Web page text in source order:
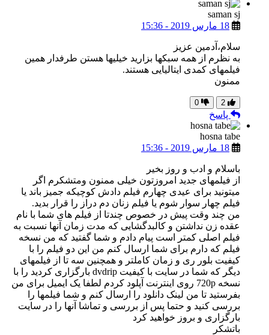
saman sj
18 مارس 2019 - 15:36
سلام،آدمین عزیز
به نظرم از همه سبکها بزارید خیلیها هستن طرفدار همین
فیلمهای کمدی ایتالیایی هستند.
ممنون
2
0
پاسخ
hosna tabe
18 مارس 2019 - 15:36
باسلام و ادب و روز بخیر
از فیلمهای جدید امروزتون خیلی ممنون ومتشکرم اگر
میتونید برای عیدی چهارم فیلم دادش کوچیکه جمیز باند یا
فیلم چهار سوار شوم یا فیلم زنان دم دراز را قرار بدید.
من چند وقت پیش در خصوص چندتا از فیلم های شما با نام
عقده زن نداشتن و کالبدگشایی که مدت زمان آنها نسبت به
فیلم اصلی کمتر است پیام دادم و شما گفتید که من نسخه
فیلم که دارم برای شما ارسال کنم من این دو فیلم را با
کیفیت بلور ری و زمان کاملتر و همچنین سه تا از فیلمهای
دیگر که شما در سایت با کیفیت dvdrip بارگزاری کردید را با
نسخه 720p روی اینترنت آپلود کردم لطفا یک ایمیل برای من
بفرستید تا من لینک دانلود را ارسال کنم و شما فیلمها را
بررسی کنید و حتما پس از بررسی و تماشا آنها را در سایت
بارگزاری و بروز خواهید کرد
باتشکر